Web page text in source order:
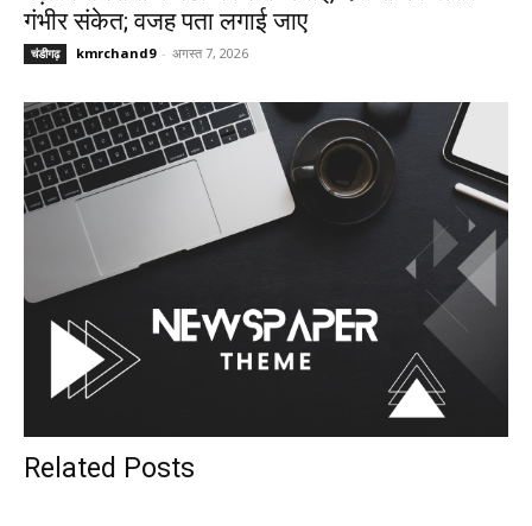
गंभीर संकेत; वजह पता लगाई जाए
चंडीगढ़ kmrchand9 - अगस्त 7, 2026
Related Posts